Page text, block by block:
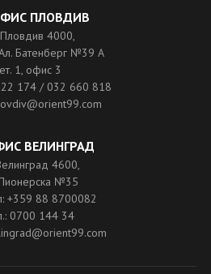
ПЛОВДИВ
Пловдив 4000,
Батенберг №39 A
ет. 1, офис 3
174 / 032 660 818
ВЕЛИНГРАД
4600,
№35
+359 88 8700082
0700 144 34